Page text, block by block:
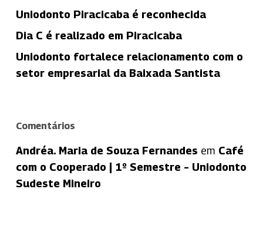
Uniodonto Piracicaba é reconhecida
Dia C é realizado em Piracicaba
Uniodonto fortalece relacionamento com o
setor empresarial da Baixada Santista
Comentários
Andréa. Maria de Souza Fernandes em Café
com o Cooperado | 1º Semestre – Uniodonto
Sudeste Mineiro